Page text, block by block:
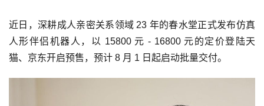
近日，深耕成人亲密关系领域 23 年的春水堂正式发布仿真
人形伴侣机器人，以 15800 元 - 16800 元的定价登陆天
猫、京东开启预售，预计 8 月 1 日起启动批量交付。